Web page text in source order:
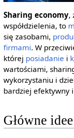
Sharing economy,
współdzielenia, to
się zasobami,
firmami. W
której posiadanie i
wartościami,
wykorzystaniu i
bardziej efektywny
Główne